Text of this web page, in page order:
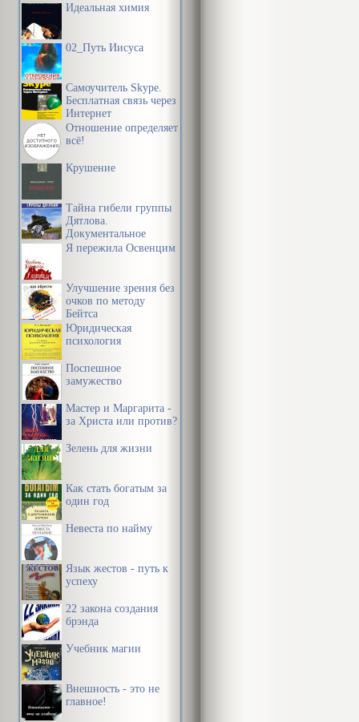
Идеальная химия
02_Путь Иисуса
Самоучитель Skype.
Бесплатная связь через
Интернет
Отношение определяет
всё!
Крушение
Тайна гибели группы
Дятлова.
Документальное
расследование
Я пережила Освенцим
Улучшение зрения без
очков по методу
Бейтса
Юридическая
психология
Поспешное
замужество
Мастер и Маргарита -
за Христа или против?
Зелень для жизни
Как стать богатым за
один год
Невеста по найму
Язык жестов - путь к
успеху
22 закона создания
брэнда
Учебник магии
Внешность - это не
главное!